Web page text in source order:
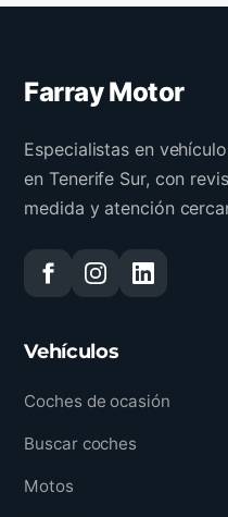
Farray Motor
Especialistas en
en Tenerife Sur, con
medida y atención
Vehículos
Coches de ocasión
Buscar coches
Motos